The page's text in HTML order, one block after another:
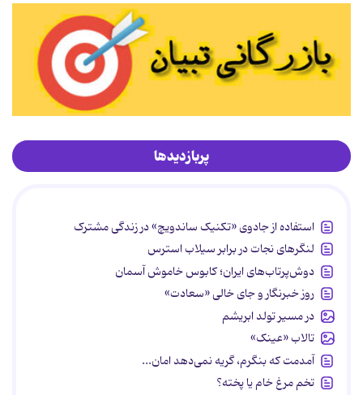
پربازدیدها
استفاده از جادوی «تکنیک ساندویچ» در زندگی مشترک
لنگرهای نجات در برابر سیلاب استرس
دوش‌پرتاب‌های ایران؛ کابوس خاموش آسمان
روز خبرنگار و جای خالی «سعادت»
در مسیر تولد ابریشم
تالاب «عینک»
آمدمت که بنگرم، گریه نمی‌دهد امان...
تخم مرغ خام یا پخته؟